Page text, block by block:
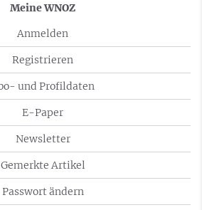
Meine WNOZ
Anmelden
Registrieren
und Profildaten
E-Paper
Newsletter
Gemerkte Artikel
Passwort ändern